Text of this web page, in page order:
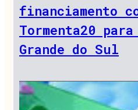
financiamento
Tormenta20
Grande do Sul